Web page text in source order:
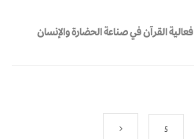
فعالية القرآن في صناعة الحضارة والإنسان
5